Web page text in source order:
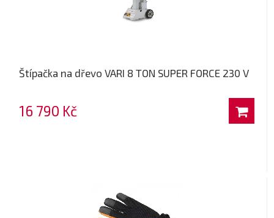
Štípačka na dřevo VARI 8 TON SUPER FORCE 230 V
16 790 Kč